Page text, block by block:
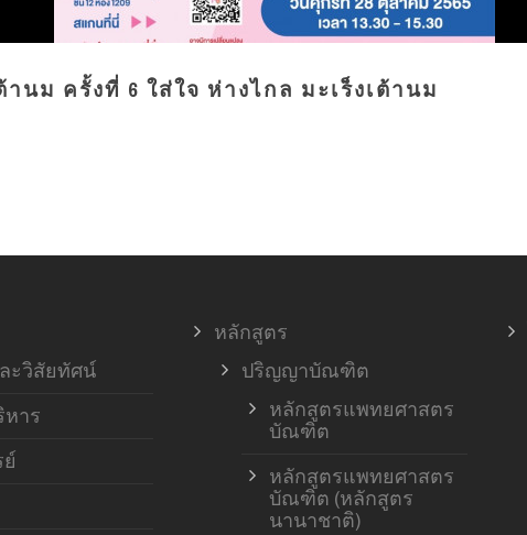
านม ครั้งที่ 6 ใส่ใจ ห่างไกล มะเร็งเต้านม
ะวิสัยทัศน์
าร
หลักสูตร
ปริญญาบัณฑิต
หลักสูตรแพทยศาสตร
บัณฑิต
หลักสูตรแพทยศาสตร
บัณฑิต (หลักสูตร
นานาชาติ)